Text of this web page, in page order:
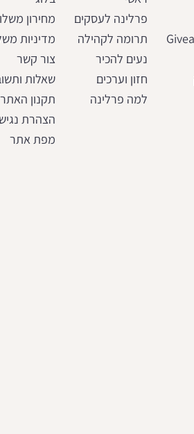
פרלינה לעסקים
תרומה לקהילה
נעים להכיר
חזון וערכים
למה פרלינה
מחירון
מדיניות
צור קשר
שאלות
תקנון האתר
הצהרת
מפת אתר